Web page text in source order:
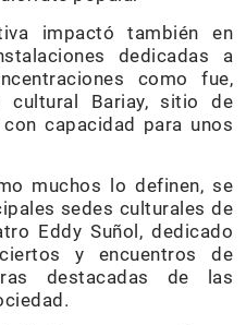
impactó también en
dedicadas a
como fue,
cultural Bariay, sitio de
capacidad para unos
muchos lo definen, se
sedes culturales de
Eddy Suñol, dedicado
y encuentros de
destacadas de las